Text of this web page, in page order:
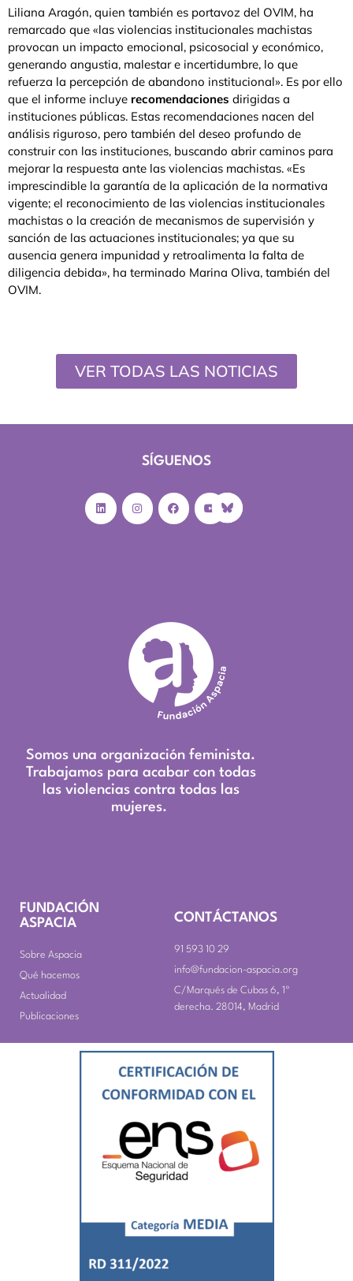
Liliana Aragón, quien también es portavoz del OVIM, ha
remarcado que «las violencias institucionales machistas
provocan un impacto emocional, psicosocial y económico,
generando angustia, malestar e incertidumbre, lo que
refuerza la percepción de abandono institucional». Es por ello
que el informe incluye recomendaciones dirigidas a
instituciones públicas. Estas recomendaciones nacen del
análisis riguroso, pero también del deseo profundo de
construir con las instituciones, buscando abrir caminos para
mejorar la respuesta ante las violencias machistas. «Es
imprescindible la garantía de la aplicación de la normativa
vigente; el reconocimiento de las violencias institucionales
machistas o la creación de mecanismos de supervisión y
sanción de las actuaciones institucionales; ya que su
ausencia genera impunidad y retroalimenta la falta de
diligencia debida», ha terminado Marina Oliva, también del
OVIM.
VER TODAS LAS NOTICIAS
SÍGUENOS
Somos una organización feminista.
Trabajamos para acabar con todas
las violencias contra todas las
mujeres.
FUNDACIÓN
ASPACIA
Sobre Aspacia
Qué hacemos
Actualidad
Publicaciones
CONTÁCTANOS
91 593 10 29
info@fundacion-aspacia.org
C/Marqués de Cubas 6, 1º
derecha. 28014, Madrid